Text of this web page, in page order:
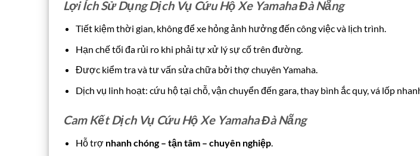
Lợi Ích Sử Dụng Dịch Vụ Cứu Hộ Xe Yamaha Đà Nẵng
Tiết kiệm thời gian, không để xe hỏng ảnh hưởng đến công việc và lịch trình.
Hạn chế tối đa rủi ro khi phải tự xử lý sự cố trên đường.
Được kiểm tra và tư vấn sửa chữa bởi thợ chuyên Yamaha.
Dịch vụ linh hoạt: cứu hộ tại chỗ, vận chuyển đến gara, thay bình ắc quy, vá lốp
Cam Kết Dịch Vụ Cứu Hộ Xe Yamaha Đà Nẵng
Hỗ trợ nhanh chóng – tận tâm – chuyên nghiệp.